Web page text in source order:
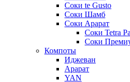
Соки te Gusto
Соки Шамб
Соки Арарат
Соки Tetra
Соки
Компоты
Иджеван
Арарат
YAN